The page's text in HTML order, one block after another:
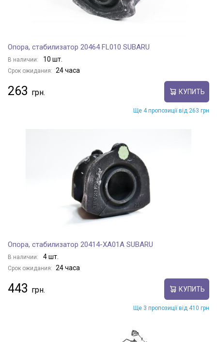
Опора, стабилизатор 20464 FL010 SUBARU
В наличии: 10 шт.
Срок ожидания: 24 часа
263 КУПИТЬ
Ще 4 пропозиції від 263 грн
Опора, стабилизатор 20414-XA01A SUBARU
В наличии: 4 шт.
Срок ожидания: 24 часа
443 КУПИТЬ
Ще 3 пропозиції від 410 грн